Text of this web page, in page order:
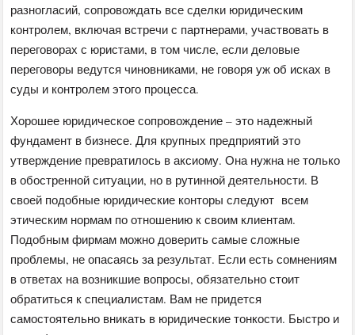
разногласий, сопровождать все сделки юридическим
контролем, включая встречи с партнерами, участвовать в
переговорах с юристами, в том числе, если деловые
переговоры ведутся чиновниками, не говоря уж об исках в
суды и контролем этого процесса.
Хорошее юридическое сопровождение – это надежный
фундамент в бизнесе. Для крупных предприятий это
утверждение превратилось в аксиому. Она нужна не только
в обостренной ситуации, но в рутинной деятельности. В
своей подобные юридические конторы следуют всем
этическим нормам по отношению к своим клиентам.
Подобным фирмам можно доверить самые сложные
проблемы, не опасаясь за результат. Если есть сомнениям
в ответах на возникшие вопросы, обязательно стоит
обратиться к специалистам. Вам не придется
самостоятельно вникать в юридические тонкости. Быстро и